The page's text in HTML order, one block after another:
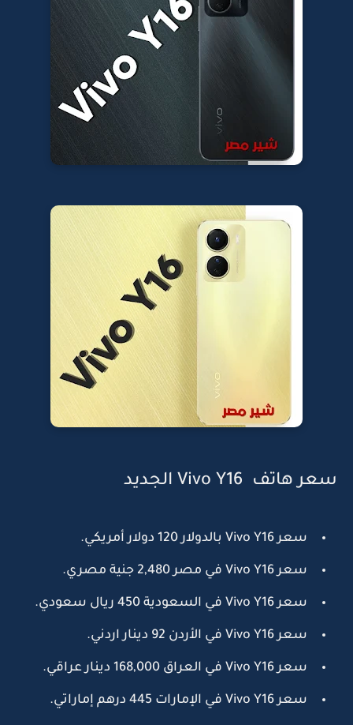
سعر هاتف Vivo Y16 الجديد
سعر Vivo Y16 بالدولار 120 دولار أمريكي.
سعر Vivo Y16 في مصر 2,480 جنية مصري.
سعر Vivo Y16 في السعودية 450 ريال سعودي.
سعر Vivo Y16 في الأردن 92 دينار اردني.
سعر Vivo Y16 في العراق 168,000 دينار عراقي.
سعر Vivo Y16 في الإمارات 445 درهم إماراتي.